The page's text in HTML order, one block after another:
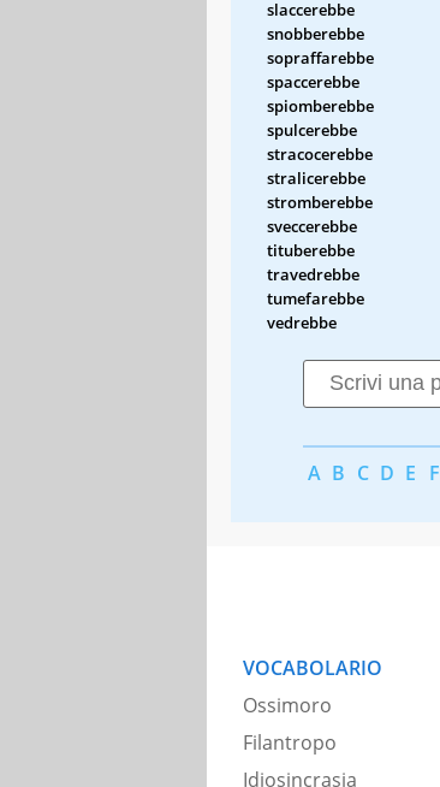
slaccerebbe
snobberebbe
sopraffarebbe
spaccerebbe
spiomberebbe
spulcerebbe
stracocerebbe
stralicerebbe
stromberebbe
sveccerebbe
tituberebbe
travedrebbe
tumefarebbe
vedrebbe
A B C D E F
VOCABOLARIO
Ossimoro
Filantropo
Idiosincrasia